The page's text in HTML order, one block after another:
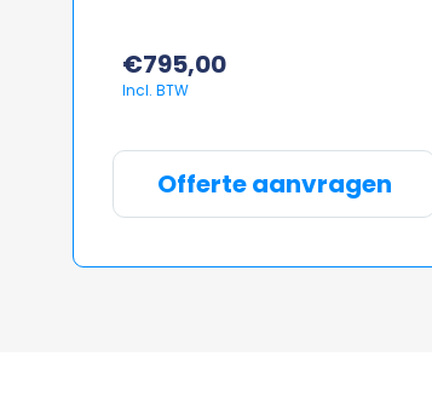
€795,00
Offerte aanvragen